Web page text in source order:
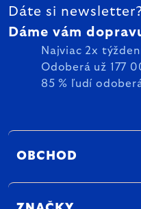
Dáte si
Dáme vám
Najviac 2x
Odoberá už 177
85 % ľudí
OBCHOD